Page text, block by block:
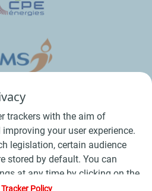
de Vente Bois
trackers with the aim of
your user experience.
legislation, certain audience
stored by default. You can
at any time by clicking on the
By clicking on the "Accept"
Policy